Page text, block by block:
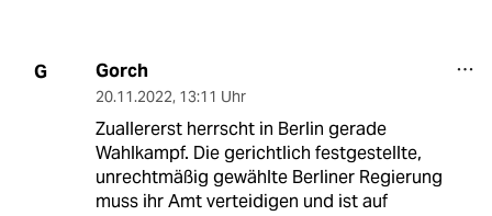
G Gorch
20.11.2022, 13:11 Uhr
Zuallererst herrscht in Berlin gerade
Wahlkampf. Die gerichtlich festgestellte,
unrechtmäßig gewählte Berliner Regierung
muss ihr Amt verteidigen und ist auf